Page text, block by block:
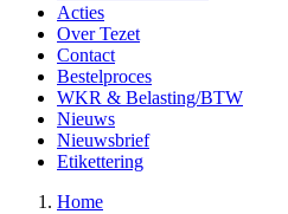
Acties
Over Tezet
Contact
Bestelproces
WKR & Belasting/BTW
Nieuws
Nieuwsbrief
Etikettering
Home